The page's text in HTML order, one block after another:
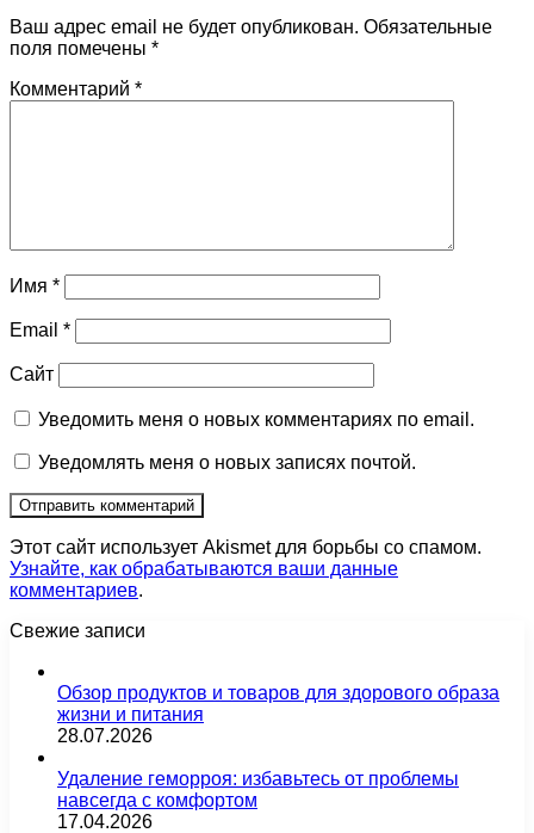
Ваш адрес email не будет опубликован. Обязательные
поля помечены *
Комментарий *
Имя *
Email *
Сайт
Уведомить меня о новых комментариях по email.
Уведомлять меня о новых записях почтой.
Этот сайт использует Akismet для борьбы со спамом.
Узнайте, как обрабатываются ваши данные
комментариев.
Свежие записи
Обзор продуктов и товаров для здорового образа
жизни и питания
28.07.2026
Удаление геморроя: избавьтесь от проблемы
навсегда с комфортом
17.04.2026